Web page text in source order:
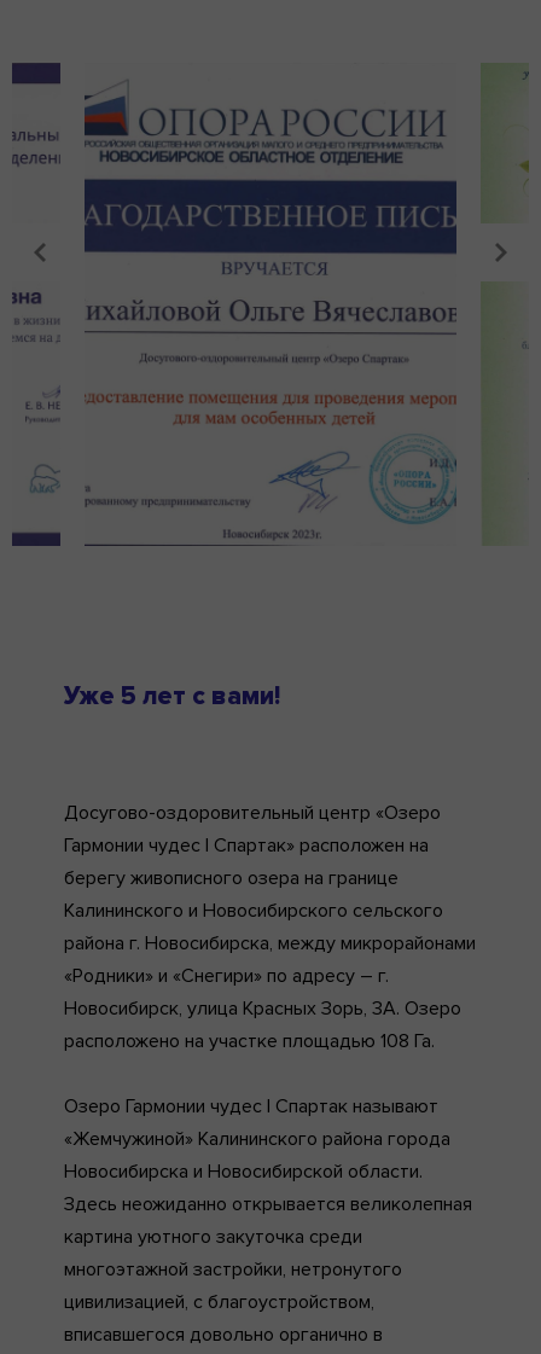
Уже 5 лет с вами!
Досугово-оздоровительный центр «Озеро
Гармонии чудес | Спартак» расположен на
берегу живописного озера на границе
Калининского и Новосибирского сельского
района г. Новосибирска, между микрорайонами
«Родники» и «Снегири» по адресу – г.
Новосибирск, улица Красных Зорь, 3А. Озеро
расположено на участке площадью 108 Га.
Озеро Гармонии чудес | Спартак называют
«Жемчужиной» Калининского района города
Новосибирска и Новосибирской области.
Здесь неожиданно открывается великолепная
картина уютного закуточка среди
многоэтажной застройки, нетронутого
цивилизацией, с благоустройством,
вписавшегося довольно органично в